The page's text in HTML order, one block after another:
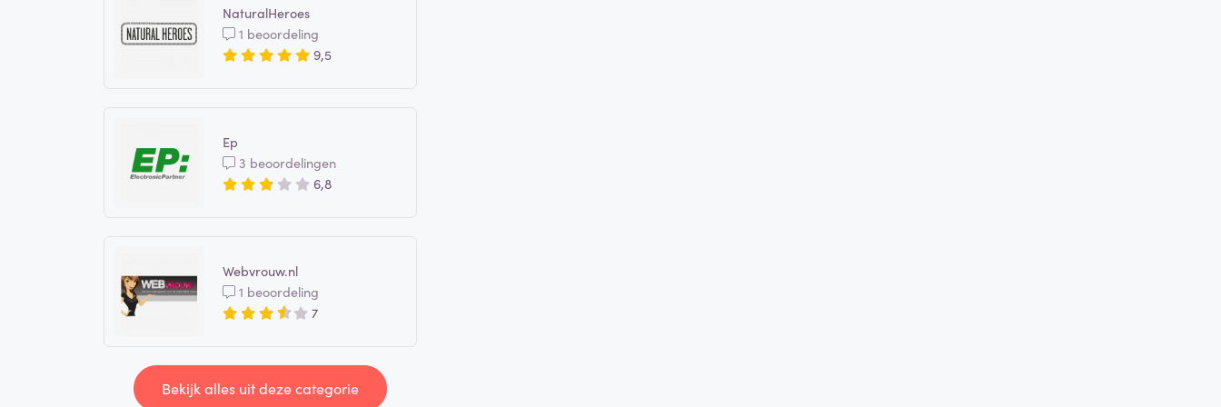
NaturalHeroes
1 beoordeling
9,5
Ep
3 beoordelingen
6,8
Webvrouw.nl
1 beoordeling
7
Bekijk alles uit deze categorie